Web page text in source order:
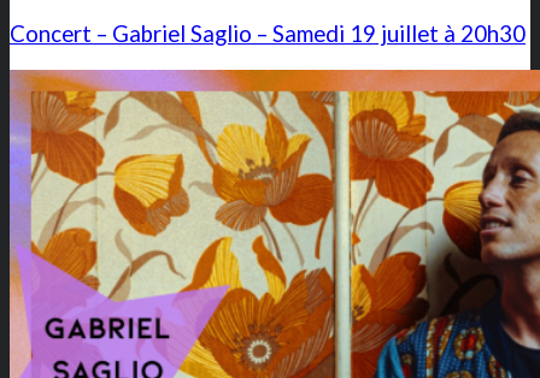
Concert – Gabriel Saglio – Samedi 19 juillet à 20h30